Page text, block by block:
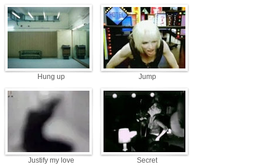
Hung up Jump
Justify my love Secret